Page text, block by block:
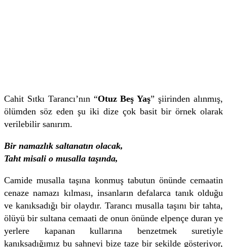
Cahit Sıtkı Tarancı’nın “Otuz Beş Yaş” şiirinden alınmış,
ölümden söz eden şu iki dize çok basit bir örnek olarak
verilebilir sanırım.
Bir namazlık saltanatın olacak,
Taht misali o musalla taşında,
Camide musalla taşına konmuş tabutun önünde cemaatin
cenaze namazı kılması, insanların defalarca tanık olduğu
ve kanıksadığı bir olaydır. Tarancı musalla taşını bir tahta,
ölüyü bir sultana cemaati de onun önünde elpençe duran ye
yerlere kapanan kullarına benzetmek suretiyle
kanıksadığımız bu sahneyi bize taze bir şekilde gösteriyor,